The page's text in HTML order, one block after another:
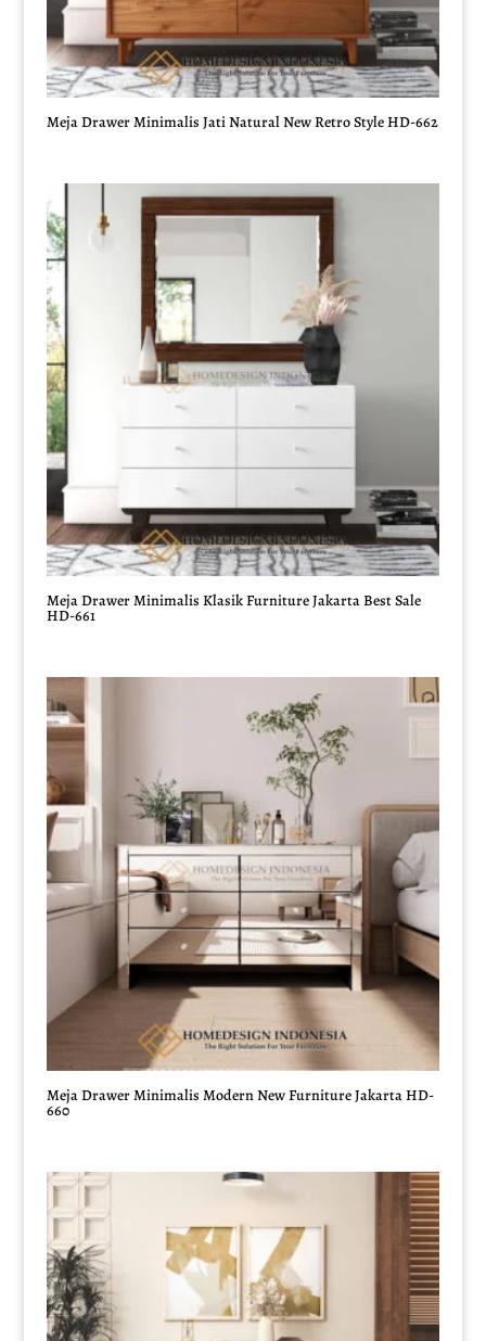
Meja Drawer Minimalis Jati Natural New Retro Style HD-662
Meja Drawer Minimalis Klasik Furniture Jakarta Best Sale
HD-661
Meja Drawer Minimalis Modern New Furniture Jakarta HD-
660